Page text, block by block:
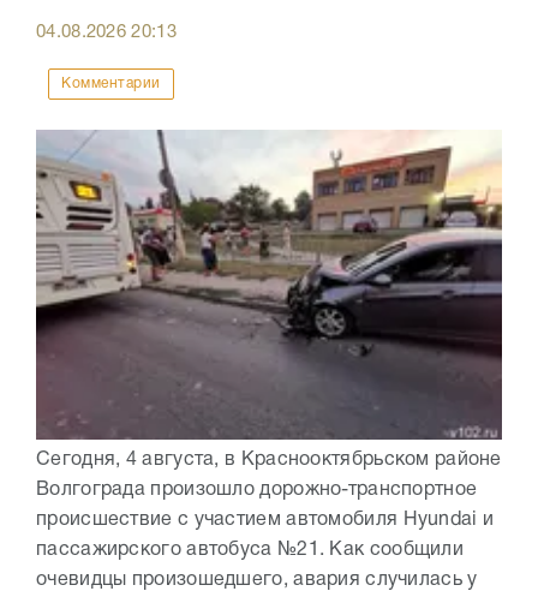
04.08.202620:13
Комментарии
Сегодня, 4 августа, в Краснооктябрьском районе
Волгограда произошло дорожно-транспортное
происшествие с участием автомобиля Hyundai и
пассажирского автобуса №21. Как сообщили
очевидцы произошедшего, авария случилась у